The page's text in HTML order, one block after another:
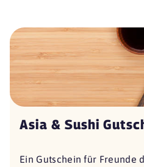
Asia & Sushi
Ein Gutschein für Freunde